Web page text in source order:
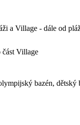
a Village - dále od
část Village
bazén,